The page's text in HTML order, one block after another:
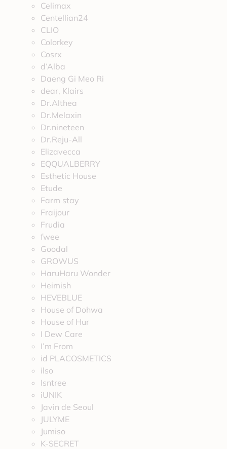
Celimax
Centellian24
CLIO
Colorkey
Cosrx
d’Alba
Daeng Gi Meo Ri
dear, Klairs
Dr.Althea
Dr.Melaxin
Dr.nineteen
Dr.Reju-All
Elizavecca
EQQUALBERRY
Esthetic House
Etude
Farm stay
Fraijour
Frudia
fwee
Goodal
GROWUS
HaruHaru Wonder
Heimish
HEVEBLUE
House of Dohwa
House of Hur
I Dew Care
I’m From
id PLACOSMETICS
ilso
Isntree
iUNIK
Javin de Seoul
JULYME
Jumiso
K-SECRET